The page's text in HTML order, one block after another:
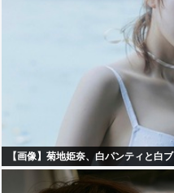
【画像】菊地姫奈、白パンティと白